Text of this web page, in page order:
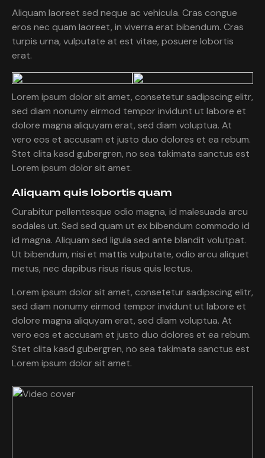
Aliquam laoreet sed neque ac vehicula. Cras congue
eros nec quam laoreet, in viverra erat bibendum. Cras
turpis urna, vulputate at est vitae, posuere lobortis
erat.
Lorem ipsum dolor sit amet, consetetur sadipscing elitr,
sed diam nonumy eirmod tempor invidunt ut labore et
dolore magna aliquyam erat, sed diam voluptua. At
vero eos et accusam et justo duo dolores et ea rebum.
Stet clita kasd gubergren, no sea takimata sanctus est
Lorem ipsum dolor sit amet.
Aliquam quis lobortis quam
Curabitur pellentesque odio magna, id malesuada arcu
sodales ut. Sed sed quam ut ex bibendum commodo id
id magna. Aliquam sed ligula sed ante blandit volutpat.
Ut bibendum, nisi et mattis vulputate, odio arcu aliquet
metus, nec dapibus risus risus quis lectus.
Lorem ipsum dolor sit amet, consetetur sadipscing elitr,
sed diam nonumy eirmod tempor invidunt ut labore et
dolore magna aliquyam erat, sed diam voluptua. At
vero eos et accusam et justo duo dolores et ea rebum.
Stet clita kasd gubergren, no sea takimata sanctus est
Lorem ipsum dolor sit amet.